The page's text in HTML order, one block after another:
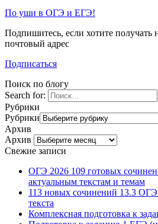
По уши в ОГЭ и ЕГЭ!
Подпишитесь, если хотите получать
почтовый адрес
Подписаться
Поиск по блогу
Search for:
Рубрики
Рубрики
Архив
Архив
Свежие записи
ОГЭ 2026 109 готовых
актуальным текстам и темам
113 новых сочинений 13.3
текста
Комплексная подготовка к